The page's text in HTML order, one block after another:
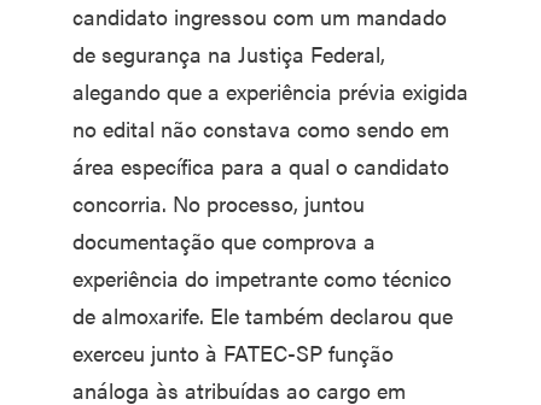
candidato ingressou com um mandado
de segurança na Justiça Federal,
alegando que a experiência prévia exigida
no edital não constava como sendo em
área específica para a qual o candidato
concorria. No processo, juntou
documentação que comprova a
experiência do impetrante como técnico
de almoxarife. Ele também declarou que
exerceu junto à FATEC-SP função
análoga às atribuídas ao cargo em